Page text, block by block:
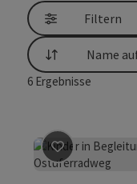
Filtern
Sortierung
6 Ergebnisse
Beitrag merken